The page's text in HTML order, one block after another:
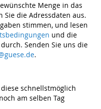
Menge in das
Sie die Adressdaten aus.
stimmen, und lesen
und die
Senden Sie uns die
.
schnellstmöglich
am selben Tag